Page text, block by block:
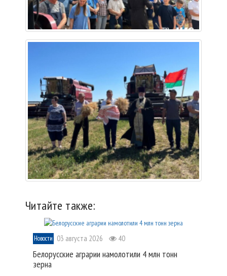
Читайте также:
Новости 03 августа 2026 40
Белорусские аграрии намолотили 4 млн тонн
зерна